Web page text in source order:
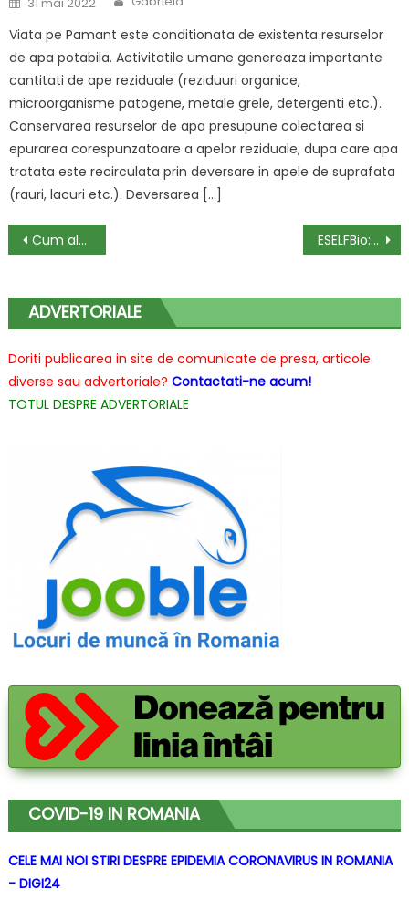
on
Viata pe Pamant este conditionata de existenta resurselor
de apa potabila. Activitatile umane genereaza importante
cantitati de ape reziduale (reziduuri organice,
microorganisme patogene, metale grele, detergenti etc.).
Conservarea resurselor de apa presupune colectarea si
epurarea corespunzatoare a apelor reziduale, dupa care apa
tratata este recirculata prin deversare in apele de suprafata
(rauri, lacuri etc.). Deversarea […]
Navigare
articole
Cum alegi haine bebeluși potrivite? De ce trebuie să ții cont ESELFBio: solutie pentru scaderea consumului de energie electrica in statii de epurare!
ADVERTORIALE
Doriti publicarea in site de comunicate de presa, articole
diverse sau advertoriale? Contactati-ne acum!
TOTUL DESPRE ADVERTORIALE
COVID-19 IN ROMANIA
CELE MAI NOI STIRI DESPRE EPIDEMIA CORONAVIRUS IN ROMANIA
- DIGI24